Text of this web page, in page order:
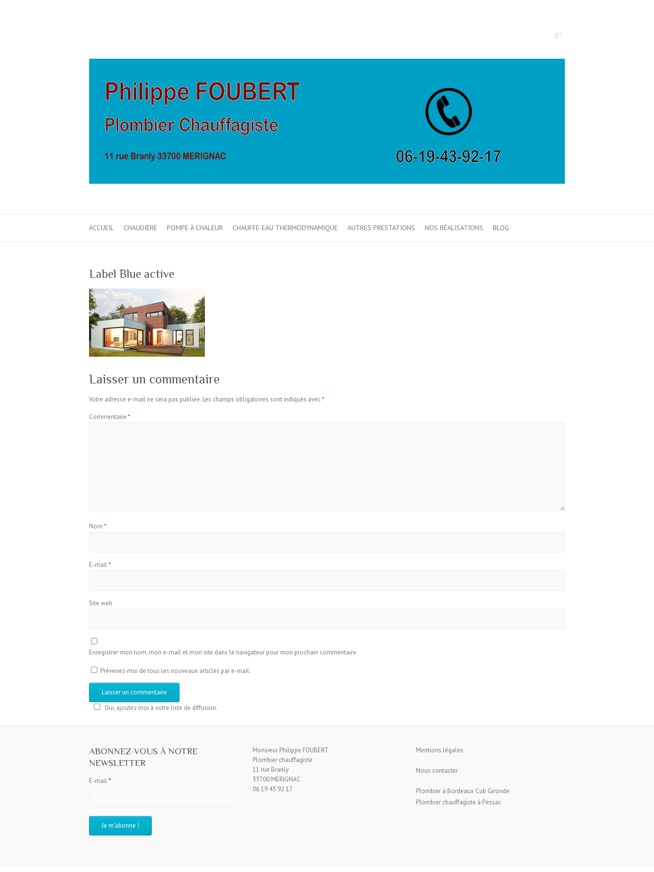
ACCUEIL CHAUDIÈRE POMPE À CHALEUR CHAUFFE-EAU THERMODYNAMIQUE AUTRES PRESTATIONS NOS RÉALISATIONS BLOG
Label Blue active
Laisser un commentaire
Votre adresse e-mail ne sera pas publiée. Les champs obligatoires sont indiqués avec*
Commentaire *
Nom *
E-mail*
Site web
Enregistrer mon nom, mon e-mail et mon site dans le navigateur pour mon prochain commentaire.
Prévenez-moi de tous les nouveaux articles par e-mail.
Oui, ajoutez moi à votre liste de diffusion.
ABONNEZ-VOUS À NOTRE
NEWSLETTER
E-mail*
Monsieur Philippe FOUBERT
Plombier chauffagiste
11 rue Branly
33700 MERIGNAC
06 19 43 92 17
Mentions légales
Nous contacter
Plombier à Bordeaux Cub Gironde
Plombier chauffagiste à Pessac